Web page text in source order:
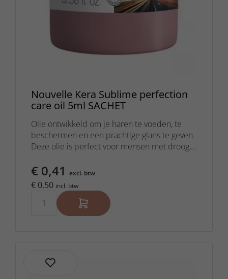
Nouvelle Kera Sublime perfection
care oil 5ml SACHET
Olie ontwikkeld om je haren te voeden, te
beschermen en een prachtige glans te geven.
Deze olie is perfect voor mensen met droog,
€ 0,41 excl. btw
€ 0,50 incl. btw